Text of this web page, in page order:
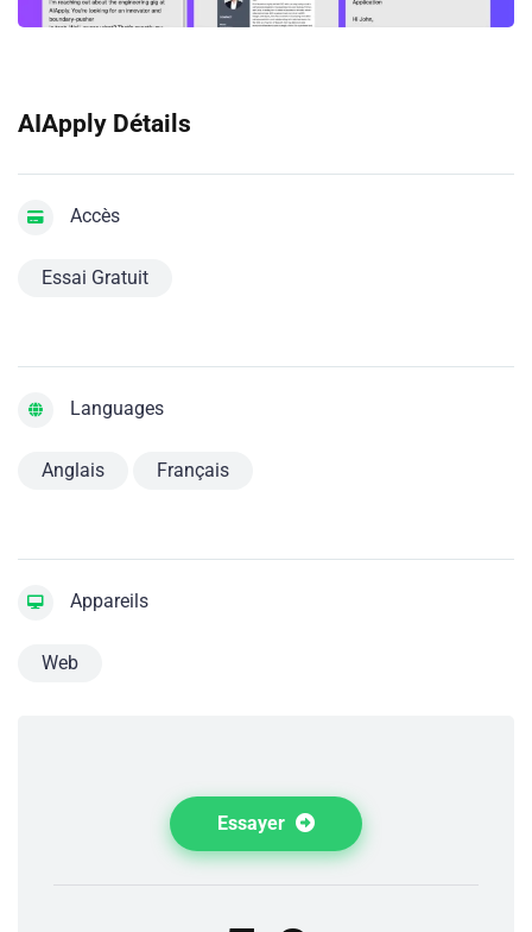
AIApply Détails
Accès
Essai Gratuit
Languages
Anglais Français
Appareils
Web
Essayer